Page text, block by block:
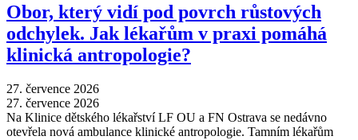
Obor, který vidí pod povrch růstových
odchylek. Jak lékařům v praxi pomáhá
klinická antropologie?
27. července 2026
27. července 2026
Na Klinice dětského lékařství LF OU a FN Ostrava se nedávno
otevřela nová ambulance klinické antropologie. Tamním lékařům